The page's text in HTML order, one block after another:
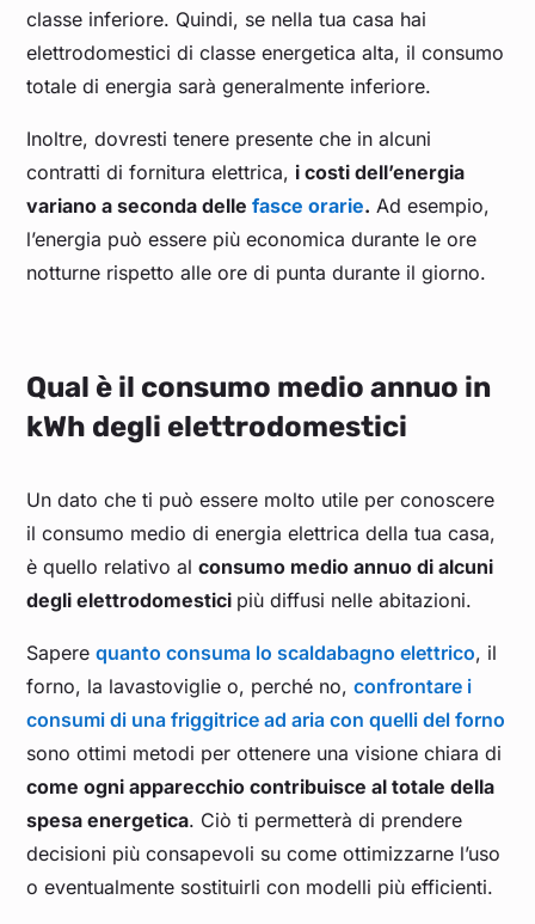
classe inferiore. Quindi, se nella tua casa hai
elettrodomestici di classe energetica alta, il consumo
totale di energia sarà generalmente inferiore.
Inoltre, dovresti tenere presente che in alcuni
contratti di fornitura elettrica, i costi dell’energia
variano a seconda dellefasce orarie. Ad esempio,
l’energia può essere più economica durante le ore
notturne rispetto alle ore di punta durante il giorno.
Qual è il consumo medio annuo in
kWh degli elettrodomestici
Un dato che ti può essere molto utile per conoscere
il consumo medio di energia elettrica della tua casa,
è quello relativo alconsumo medio annuo di alcuni
degli elettrodomestici più diffusi nelle abitazioni.
Saperequanto consuma lo scaldabagno elettrico, il
forno, la lavastoviglie o, perché no,confrontare i
consumi di una friggitrice ad aria con quelli del forno
sono ottimi metodi per ottenere una visione chiara di
come ogni apparecchio contribuisce al totale della
spesa energetica. Ciò ti permetterà di prendere
decisioni più consapevoli su come ottimizzarne l’uso
o eventualmente sostituirli con modelli più efficienti.